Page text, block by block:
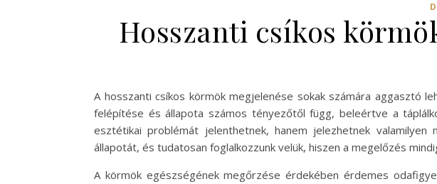
Hosszanti csíkos
A hosszanti csíkos körmök megjelenése sokak számára aggasztó
felépítése és állapota számos tényezőtől függ, beleértve a
esztétikai problémát jelenthetnek, hanem jelezhetnek
állapotát, és tudatosan foglalkozzunk velük, hiszen a megelőzés
A körmök egészségének megőrzése érdekében érdemes